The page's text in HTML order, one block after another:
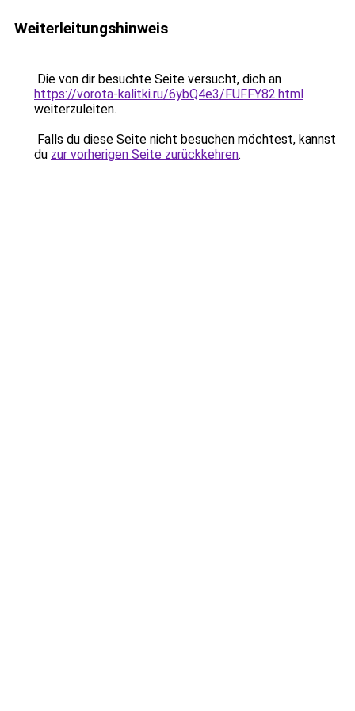
Weiterleitungshinweis
Die von dir besuchte Seite versucht, dich an
https://vorota-kalitki.ru/6ybQ4e3/FUFFY82.html
weiterzuleiten.
Falls du diese Seite nicht besuchen möchtest, kannst
du zur vorherigen Seite zurückkehren.